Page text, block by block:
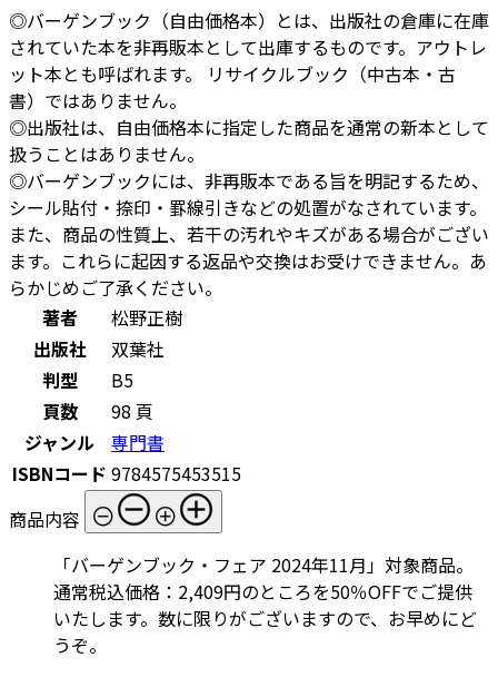
◎バーゲンブック（自由価格本）とは、出版社の倉庫に在庫
されていた本を非再販本として出庫するものです。アウトレ
ット本とも呼ばれます。 リサイクルブック（中古本・古
書）ではありません。
◎出版社は、自由価格本に指定した商品を通常の新本として
扱うことはありません。
◎バーゲンブックには、非再販本である旨を明記するため、
シール貼付・捺印・罫線引きなどの処置がなされています。
また、商品の性質上、若干の汚れやキズがある場合がござい
ます。これらに起因する返品や交換はお受けできません。あ
らかじめご了承ください。
著者
松野正樹
出版社
双葉社
判型
B5
頁数
98 頁
ジャンル
専門書
ISBNコード 9784575453515
商品内容
「バーゲンブック・フェア 2024年11月」対象商品。
通常税込価格：2,409円のところを50％OFFでご提供
いたします。数に限りがございますので、お早めにど
うぞ。